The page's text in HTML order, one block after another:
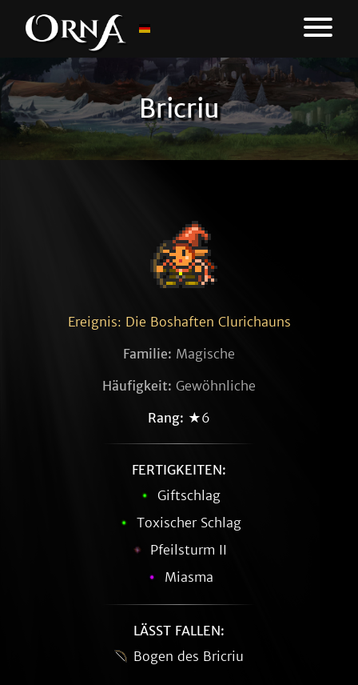
Bricriu
Ereignis: Die Boshaften Clurichauns
Familie: Magische
Häufigkeit: Gewöhnliche
Rang: ★6
FERTIGKEITEN:
Giftschlag
Toxischer Schlag
Pfeilsturm II
Miasma
LÄSST FALLEN:
Bogen des Bricriu